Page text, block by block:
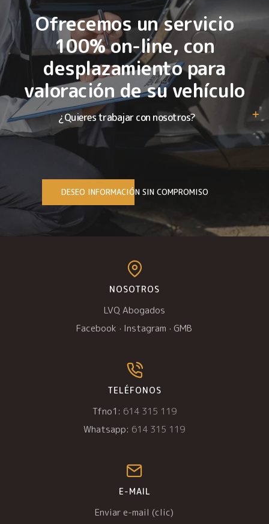
Ofrecemos un servicio
100% on-line, con
desplazamiento para
valoración de su vehículo
¿Quieres trabajar con nosotros?
DESEO INFORMACIÓN SIN COMPROMISO
NOSOTROS
LVQ Abogados
Facebook · Instagram · GMB
TELÉFONOS
Tfno1: 614 315 119
Whatsapp: 614 315 119
E-MAIL
Enviar e-mail (clic)